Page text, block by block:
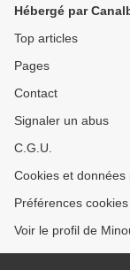
Hébergé par
Top articles
Pages
Contact
Signaler un abus
C.G.U.
Cookies et données
Préférences cookies
Voir le profil de